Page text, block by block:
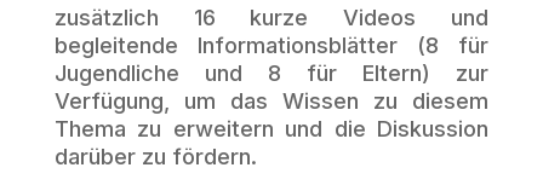
zusätzlich 16 kurze Videos und
begleitende Informationsblätter (8 für
Jugendliche und 8 für Eltern) zur
Verfügung, um das Wissen zu diesem
Thema zu erweitern und die Diskussion
darüber zu fördern.